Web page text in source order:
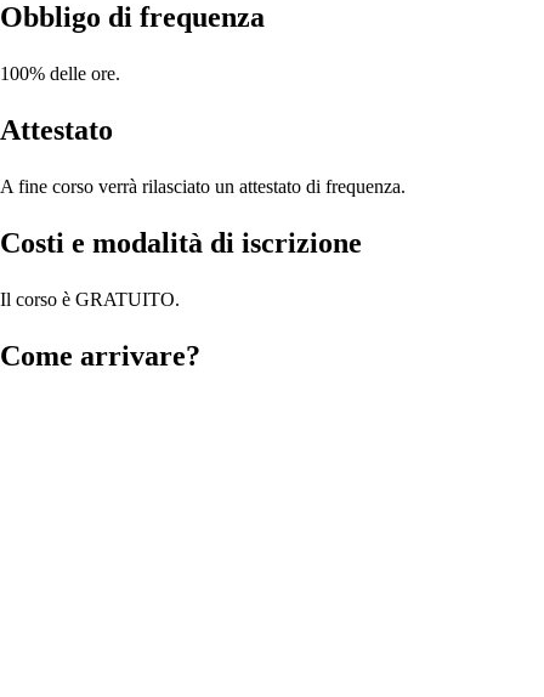
Obbligo di frequenza
100% delle ore.
Attestato
A fine corso verrà rilasciato un attestato di frequenza.
Costi e modalità di iscrizione
Il corso è GRATUITO.
Come arrivare?